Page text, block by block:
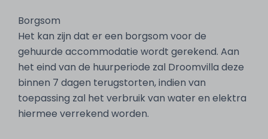
Borgsom
Het kan zijn dat er een borgsom voor de
gehuurde accommodatie wordt gerekend. Aan
het eind van de huurperiode zal Droomvilla deze
binnen 7 dagen terugstorten, indien van
toepassing zal het verbruik van water en elektra
hiermee verrekend worden.